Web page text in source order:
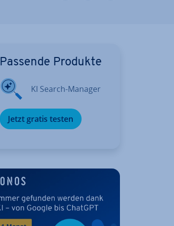
Passende Produkte
KI Search-Manager
Jetzt gratis testen